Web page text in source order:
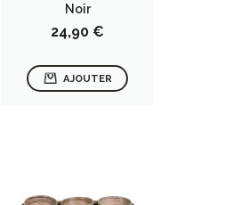
Noir
Prix
24,90 €
AJOUTER